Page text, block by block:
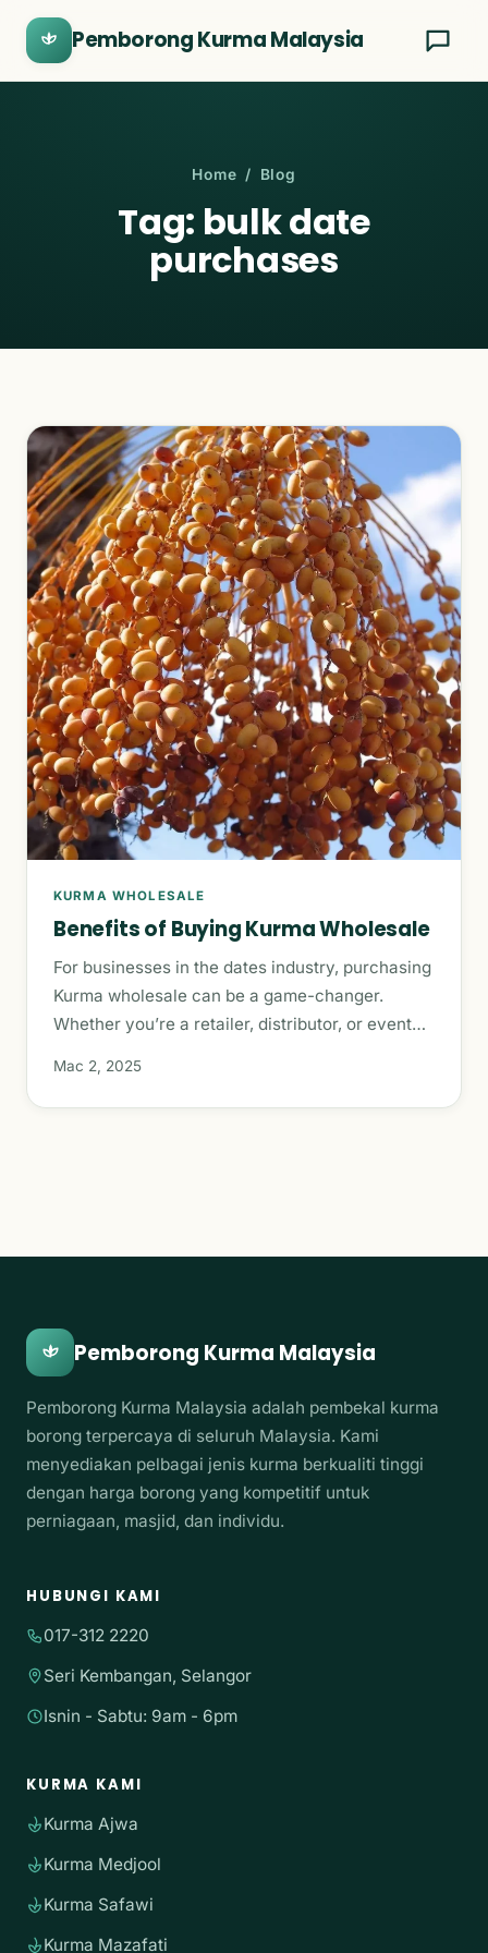
Pemborong Kurma Malaysia
Home / Blog
Tag: bulk date
purchases
KURMA WHOLESALE
Benefits of Buying Kurma Wholesale
For businesses in the dates industry, purchasing
Kurma wholesale can be a game-changer.
Whether you’re a retailer, distributor, or event…
Mac 2, 2025
Pemborong Kurma Malaysia
Pemborong Kurma Malaysia adalah pembekal kurma
borong terpercaya di seluruh Malaysia. Kami
menyediakan pelbagai jenis kurma berkualiti tinggi
dengan harga borong yang kompetitif untuk
perniagaan, masjid, dan individu.
HUBUNGI KAMI
017-312 2220
Seri Kembangan, Selangor
Isnin - Sabtu: 9am - 6pm
KURMA KAMI
Kurma Ajwa
Kurma Medjool
Kurma Safawi
Kurma Mazafati